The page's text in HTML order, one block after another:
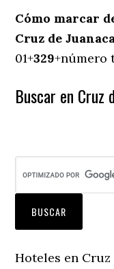
Cómo marcar
Cruz de
01+329+número
Buscar en Cruz
Hoteles en Cruz